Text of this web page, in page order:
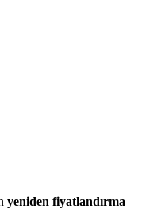
yeniden fiyatlandırma